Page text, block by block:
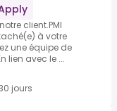
client.PMI
à votre
une équipe de
lien avec le ...
jours